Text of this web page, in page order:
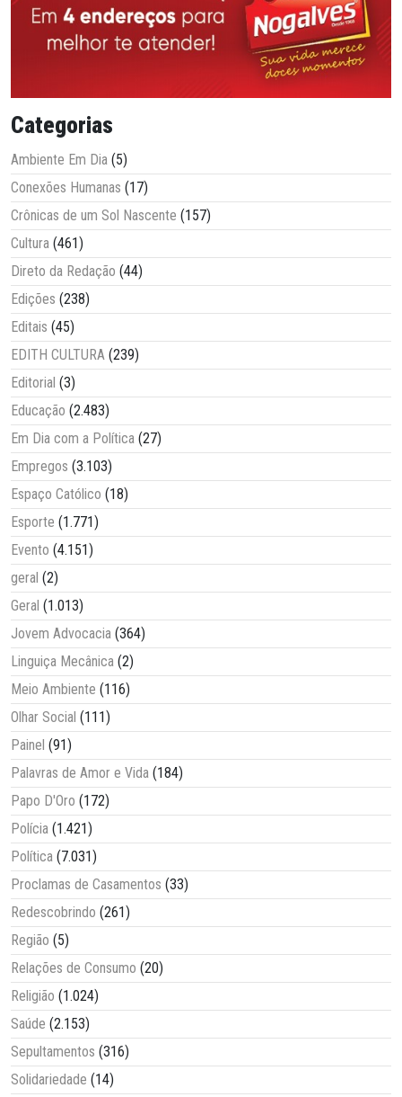
Categorias
Ambiente Em Dia (5)
Conexões Humanas (17)
Crônicas de um Sol Nascente (157)
Cultura (461)
Direto da Redação (44)
Edições (238)
Editais (45)
EDITH CULTURA (239)
Editorial (3)
Educação (2.483)
Em Dia com a Política (27)
Empregos (3.103)
Espaço Católico (18)
Esporte (1.771)
Evento (4.151)
geral (2)
Geral (1.013)
Jovem Advocacia (364)
Linguiça Mecânica (2)
Meio Ambiente (116)
Olhar Social (111)
Painel (91)
Palavras de Amor e Vida (184)
Papo D'Oro (172)
Polícia (1.421)
Política (7.031)
Proclamas de Casamentos (33)
Redescobrindo (261)
Região (5)
Relações de Consumo (20)
Religião (1.024)
Saúde (2.153)
Sepultamentos (316)
Solidariedade (14)